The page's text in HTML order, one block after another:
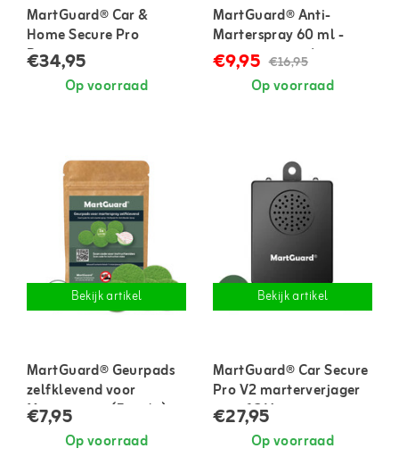
MartGuard® Car &
Home Secure Pro
Battery marterverjager
voor in auto en huis
€34,95
Op voorraad
MartGuard® Anti-
Marterspray 60 ml -
geconcentreerd
€9,95 €16,95
Op voorraad
Bekijk artikel
MartGuard® Geurpads
zelfklevend voor
Marterspray (5 stuks)
€7,95
Op voorraad
Bekijk artikel
MartGuard® Car Secure
Pro V2 marterverjager
auto 12 V
€27,95
Op voorraad